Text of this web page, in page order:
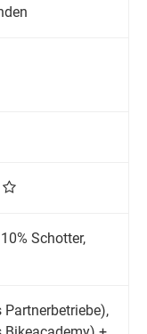
Schotter,
Partnerbetriebe),